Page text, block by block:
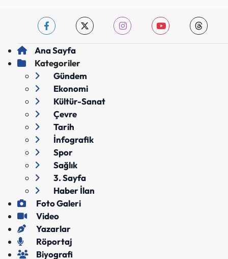
Ana Sayfa
Kategoriler
Gündem
Ekonomi
Kültür-Sanat
Çevre
Tarih
İnfografik
Spor
Sağlık
3. Sayfa
Haber İlan
Foto Galeri
Video
Yazarlar
Röportaj
Biyografi